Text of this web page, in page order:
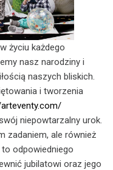
życiu każdego
nasz narodziny i
naszych bliskich.
i tworzenia
niepowtarzalny urok.
zadaniem, ale również
odpowiedniego
jubilatowi oraz jego